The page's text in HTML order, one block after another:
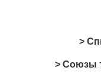
>
> Союзы